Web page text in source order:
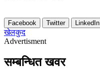
Facebook Twitter LinkedIn
खेलकुद
Advertisment
सम्बन्धित खवर